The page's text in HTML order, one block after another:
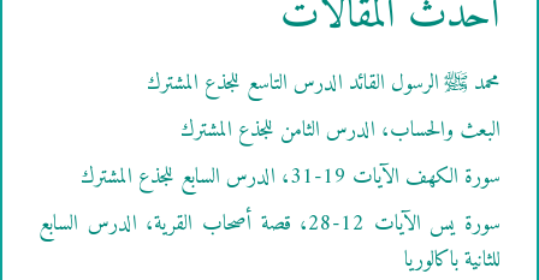
أحدث المقالات
محمد ﷺ الرسول القائد الدرس التاسع للجذع المشترك
البعث والحساب، الدرس الثامن للجذع المشترك
سورة الكهف الآيات 19-31، الدرس السابع للجذع المشترك
سورة يس الآيات 12-28، قصة أصحاب القرية، الدرس السابع
للثانية باكالوريا